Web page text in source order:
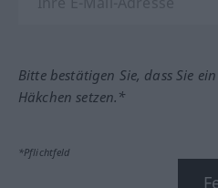
Bitte bestätigen Sie, dass Sie
Häkchen setzen.*
*Pflichtfeld